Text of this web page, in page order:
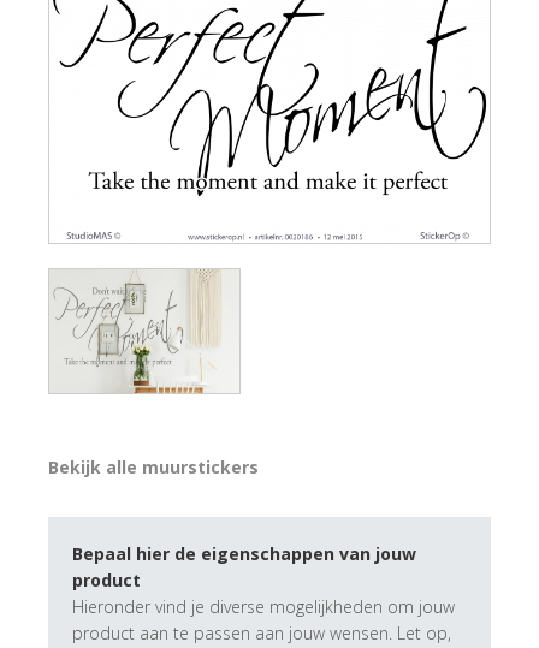
Bekijk alle muurstickers
Bepaal hier de eigenschappen van jouw
product
Hieronder vind je diverse mogelijkheden om jouw
product aan te passen aan jouw wensen. Let op,